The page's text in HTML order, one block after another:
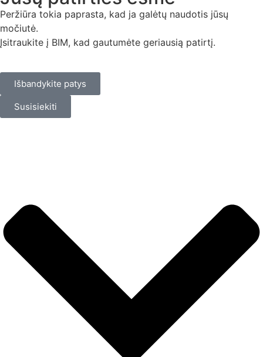
Peržiūra tokia paprasta, kad ja galėtų naudotis jūsų
močiutė.
Įsitraukite į BIM, kad gautumėte geriausią patirtį.
Išbandykite patys
Susisiekiti